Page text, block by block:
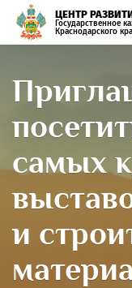
ЦЕНТР
Государственное
Краснодарского
самых
и